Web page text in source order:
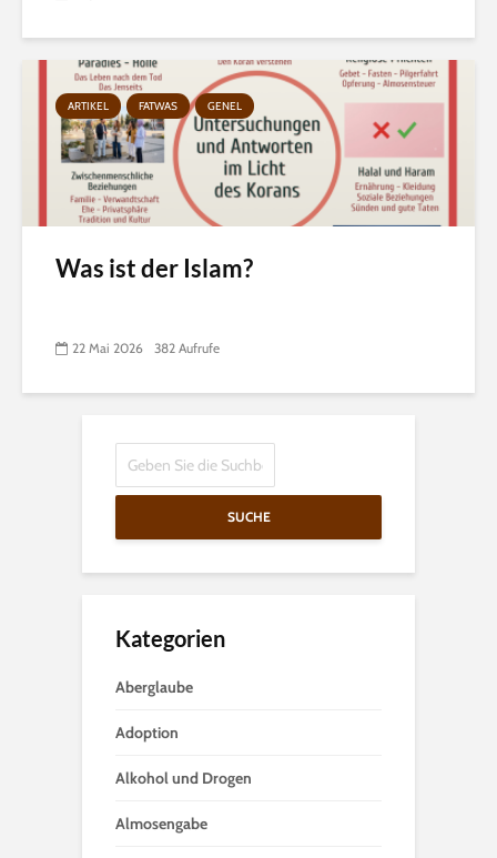
ARTIKEL FATWAS GENEL
Was ist der Islam?
22 Mai 2026 382 Aufrufe
SUCHE
Kategorien
Aberglaube
Adoption
Alkohol und Drogen
Almosengabe